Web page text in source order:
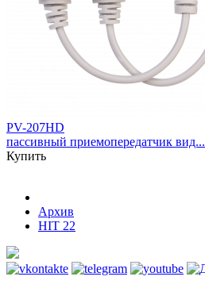
PV-207HD
пассивный приемопередатчик вид...
Купить
Архив
HIT 22